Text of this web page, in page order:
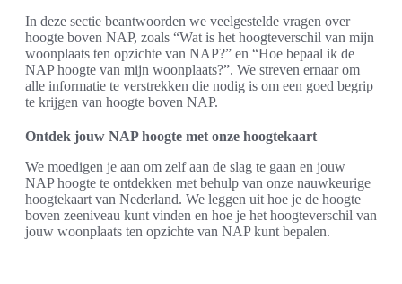
In deze sectie beantwoorden we veelgestelde vragen over
hoogte boven NAP, zoals “Wat is het hoogteverschil van mijn
woonplaats ten opzichte van NAP?” en “Hoe bepaal ik de
NAP hoogte van mijn woonplaats?”. We streven ernaar om
alle informatie te verstrekken die nodig is om een goed begrip
te krijgen van hoogte boven NAP.
Ontdek jouw NAP hoogte met onze hoogtekaart
We moedigen je aan om zelf aan de slag te gaan en jouw
NAP hoogte te ontdekken met behulp van onze nauwkeurige
hoogtekaart van Nederland. We leggen uit hoe je de hoogte
boven zeeniveau kunt vinden en hoe je het hoogteverschil van
jouw woonplaats ten opzichte van NAP kunt bepalen.